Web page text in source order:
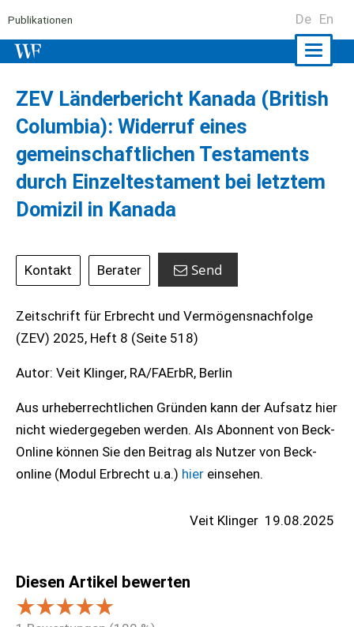
Publikationen De En
ZEV Länderbericht Kanada (British
Columbia): Widerruf eines
gemeinschaftlichen Testaments
durch Einzeltestament bei letztem
Domizil in Kanada
Kontakt Berater Send
Zeitschrift für Erbrecht und Vermögensnachfolge
(ZEV) 2025, Heft 8 (Seite 518)
Autor: Veit Klinger, RA/FAErbR, Berlin
Aus urheberrechtlichen Gründen kann der Aufsatz hier
nicht wiedergegeben werden. Als Abonnent von Beck-
Online können Sie den Beitrag als Nutzer von Beck-
online (Modul Erbrecht u.a.) hier einsehen.
Veit Klinger 19.08.2025
Diesen Artikel bewerten